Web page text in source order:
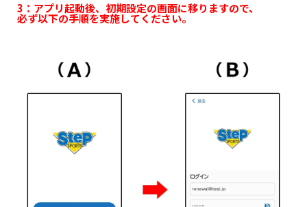
3：アプリ起動後、初期設定の画面に移りますので、
必ず以下の手順を実施してください。